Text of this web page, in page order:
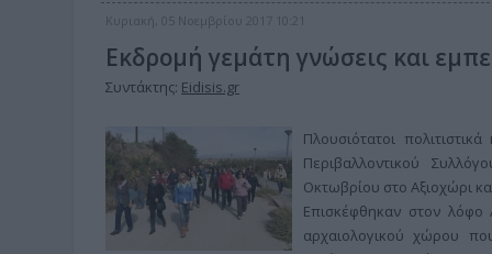
Κυριακή, 05 Νοεμβρίου 2017 10:21
Εκδρομή γεμάτη γνώσεις και
Συντάκτης: Eidisis.gr
Πλουσιότατοι
Περιβαλλοντικού
Οκτωβρίου στο Αξιοχώρι
Επισκέφθηκαν στον
αρχαιολογικού χώρου